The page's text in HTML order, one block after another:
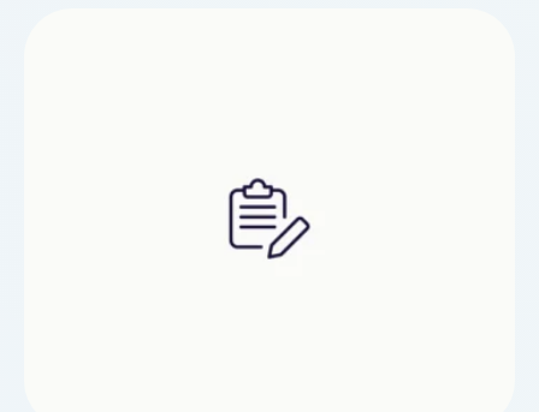
После диагностики определяется стоимость
работ и обсуждаются условия.Техническое
оборудование …